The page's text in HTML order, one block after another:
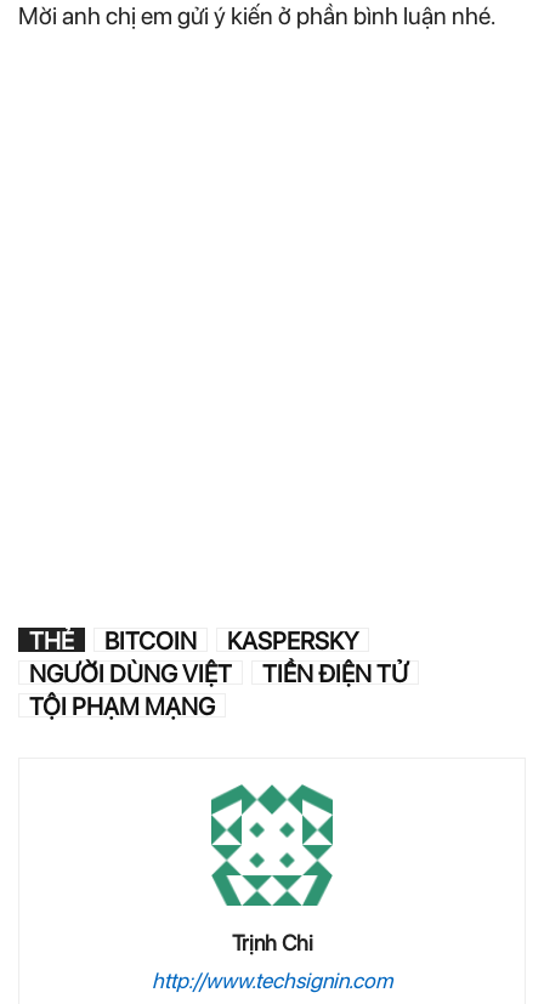
Mời anh chị em gửi ý kiến ở phần bình luận nhé.
THẺ BITCOIN
KASPERSKY
NGƯỜI DÙNG VIỆT
TIỀN ĐIỆN TỬ
TỘI PHẠM MẠNG
Trịnh Chi
http://www.techsignin.com